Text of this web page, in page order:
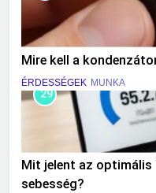
Mire kell a
ÉRDESSÉGEK MUNKA
29
Mit jelent az
sebesség?